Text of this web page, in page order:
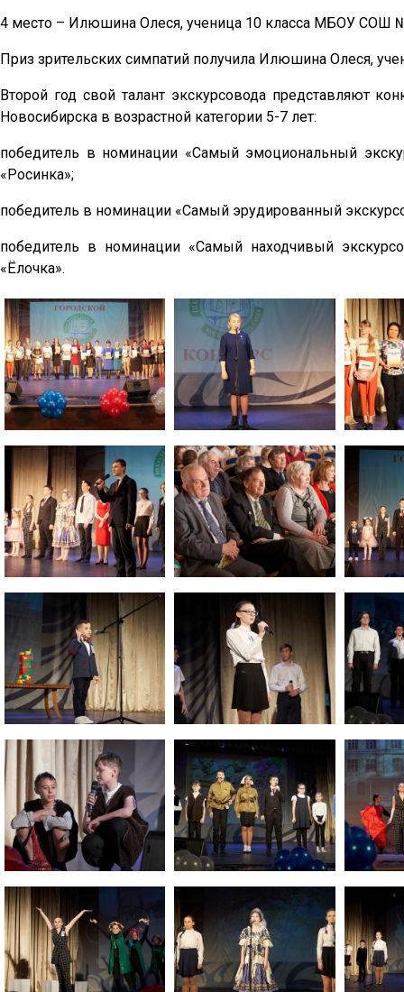
4 место – Илюшина Олеся, ученица 10 класса МБОУ СОШ
Приз зрительских симпатий получила Илюшина Олеся,
Второй год свой талант экскурсовода представляют
Новосибирска в возрастной категории 5-7 лет:
победитель в номинации «Самый эмоциональный
«Росинка»;
победитель в номинации «Самый эрудированный
победитель в номинации «Самый находчивый
«Ёлочка».